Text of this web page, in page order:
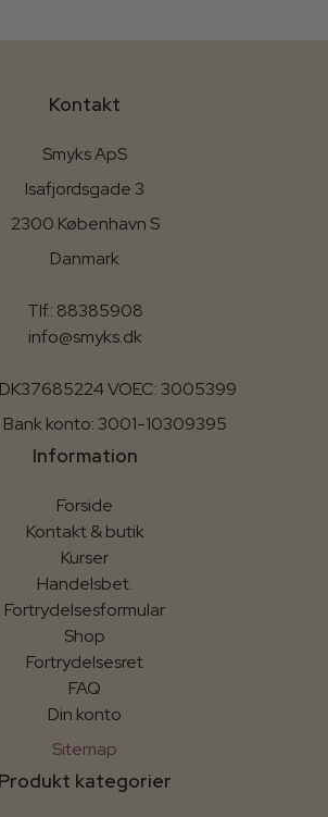
Kontakt
Smyks ApS
Isafjordsgade 3
2300 København S
Danmark
Tlf.: 88385908
info@smyks.dk
VOEC: 3005399
Bank konto: 3001-10309395
Information
Forside
Kontakt & butik
Kurser
Handelsbet.
Fortrydelsesformular
Shop
Fortrydelsesret
FAQ
Din konto
Sitemap
Produkt kategorier